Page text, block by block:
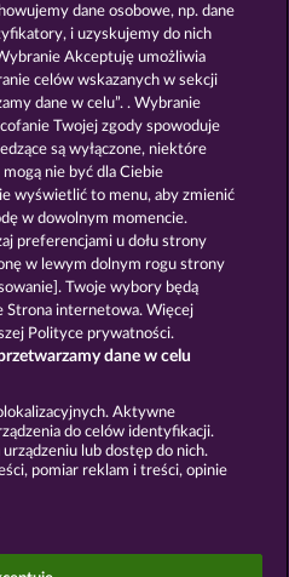
MALLORCA WILDS
FORT BRAVE
Polityka prywatności
FAQ Facebook
o wypłatę
przeznaczenie czysto
dane osobowe, np. dane
i uzyskujemy do nich
Akceptuję umożliwia
celów wskazanych w sekcji
dane w celu”. . Wybranie
Twojej zgody spowoduje
są wyłączone, niektóre
nie być dla Ciebie
wyświetlić to menu, aby zmienić
w dowolnym momencie.
preferencjami u dołu strony
w lewym dolnym rogu strony
Twoje wybory będą
Strona internetowa. Więcej
Polityce prywatności.
dane w celu
Aktywne
do celów identyfikacji.
lub dostęp do nich.
pomiar reklam i treści, opinie